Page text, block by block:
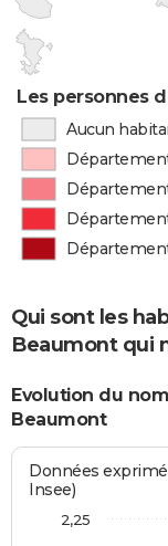
Les personnes
Aucun
Qui sont les
Beaumont qui
Evolution du
Beaumont
Données
Insee)
2,25